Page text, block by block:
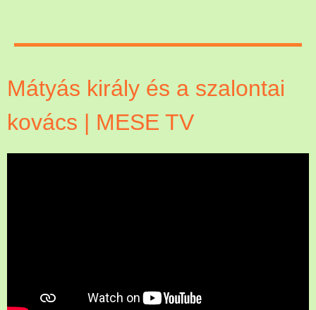
Mátyás király és a szalontai
kovács | MESE TV